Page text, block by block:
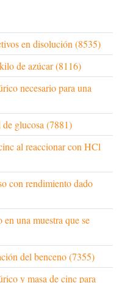
en disolución (8535)
de azúcar (8116)
necesario para una
glucosa (7881)
al reaccionar con HCl
con rendimiento dado
una muestra que se
del benceno (7355)
y masa de cinc para